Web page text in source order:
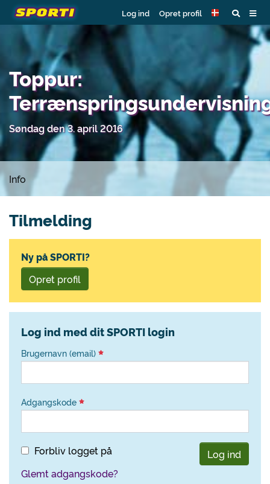
Log ind Opret profil
Toppur:
Søndag den 3. april 2016
Info
Tilmelding
Ny på SPORTI?
Opret profil
Log ind med dit SPORTI login
Brugernavn (email)
Adgangskode
Forbliv logget på
Log ind
Glemt adgangskode?